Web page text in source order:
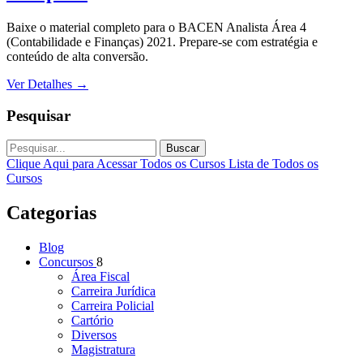
Baixe o material completo para o BACEN Analista Área 4
(Contabilidade e Finanças) 2021. Prepare-se com estratégia e
conteúdo de alta conversão.
Ver Detalhes →
Pesquisar
Buscar
Clique Aqui para Acessar Todos os Cursos Lista de Todos os
Cursos
Categorias
Blog
Concursos 8
Área Fiscal
Carreira Jurídica
Carreira Policial
Cartório
Diversos
Magistratura